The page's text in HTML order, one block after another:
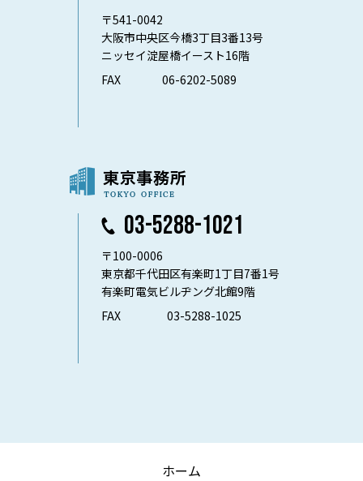
〒541-0042
大阪市中央区今橋3丁目3番13号
ニッセイ淀屋橋イースト16階
FAX
06-6202-5089
03-5288-1021
〒100-0006
東京都千代田区有楽町1丁目7番1号
有楽町電気ビルヂング北館9階
FAX
03-5288-1025
ホーム